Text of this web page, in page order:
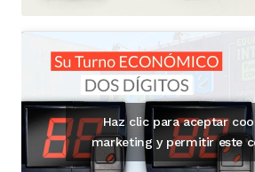
Haz clic para aceptar
marketing y permitir este